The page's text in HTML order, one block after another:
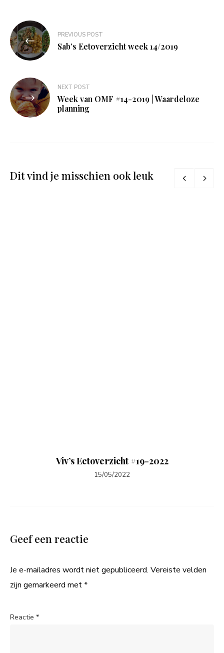
Bericht
navigatie
PREVIOUS POST
Sab’s Eetoverzicht week 14/2019
NEXT POST
Week van OMF #14-2019 | Waardeloze
planning
Dit vind je misschien ook leuk
Viv’s Eetoverzicht #19-2022
15/05/2022
Geef een reactie
Je e-mailadres wordt niet gepubliceerd. Vereiste velden
zijn gemarkeerd met*
Reactie *